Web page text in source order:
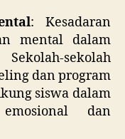
:Kesadaran
mental dalam
sekolah
dan program
siswa dalam
dan